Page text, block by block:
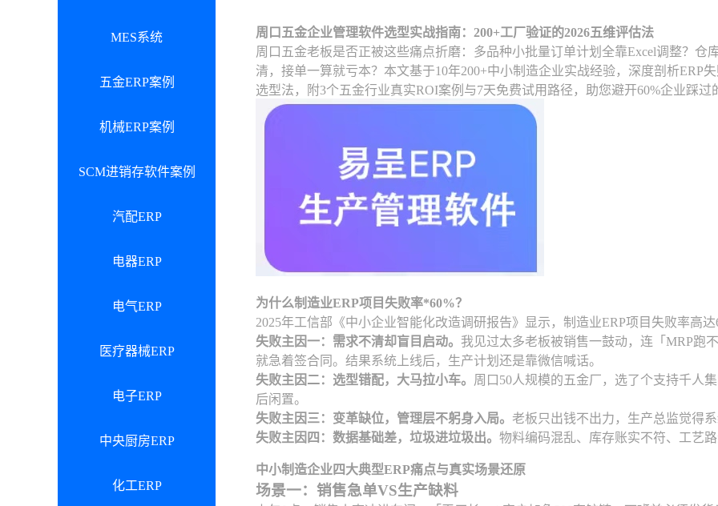
MES系统
五金ERP案例
机械ERP案例
SCM进销存软件案例
汽配ERP
电器ERP
电气ERP
医疗器械ERP
电子ERP
中央厨房ERP
化工ERP
周口五金企业管理软件选型实战指南：200+工厂验证的2026五维评估法
周口五金老板是否正被这些痛点折磨：多品种小批量订单计划全靠Excel调整？仓
清，接单一算就亏本？本文基于10年200+中小制造企业实战经验，深度剖析ERP
选型法，附3个五金行业真实ROI案例与7天免费试用路径，助您避开60%企业踩过
为什么制造业ERP项目失败率*60%？
2025年工信部《中小企业智能化改造调研报告》显示，制造业ERP项目失败率高
失败主因一：需求不清却盲目启动。 我见过太多老板被销售一鼓动，连「MRP跑
就急着签合同。结果系统上线后，生产计划还是靠微信喊话。
失败主因二：选型错配，大马拉小车。 周口50人规模的五金厂，选了个支持千人
后闲置。
失败主因三：变革缺位，管理层不躬身入局。 老板只出钱不出力，生产总监觉得
失败主因四：数据基础差，垃圾进垃圾出。 物料编码混乱、库存账实不符、工艺
中小制造企业四大典型ERP痛点与真实场景还原
场景一：销售急单VS生产缺料